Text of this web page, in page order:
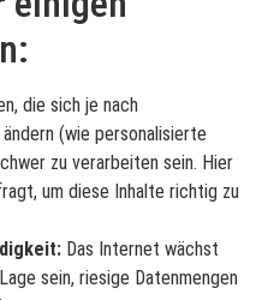
die sich je nach
(wie personalisierte
zu verarbeiten sein. Hier
um diese Inhalte richtig zu
Das Internet wächst
sein, riesige Datenmengen